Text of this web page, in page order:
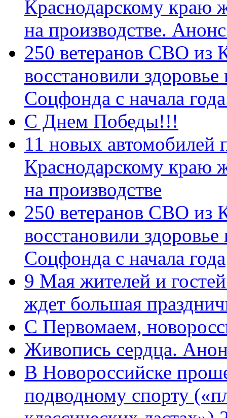
Краснодарскому краю
на производстве.
250 ветеранов СВО из
восстановили
Соцфонда с начала
С Днем Победы!!!
11 новых автомобилей
Краснодарскому краю
на производстве
250 ветеранов СВО из
восстановили
Соцфонда с начала года
9 Мая жителей и
ждет большая
C Первомаем,
Живопись сердца.
В Новороссийске
подводному спорту